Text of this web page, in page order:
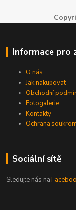
Informace pro
O nás
Jak nakupovat
Obchodní
Fotogalerie
Kontakty
Ochrana
Sociální sítě
Sledujte nás na